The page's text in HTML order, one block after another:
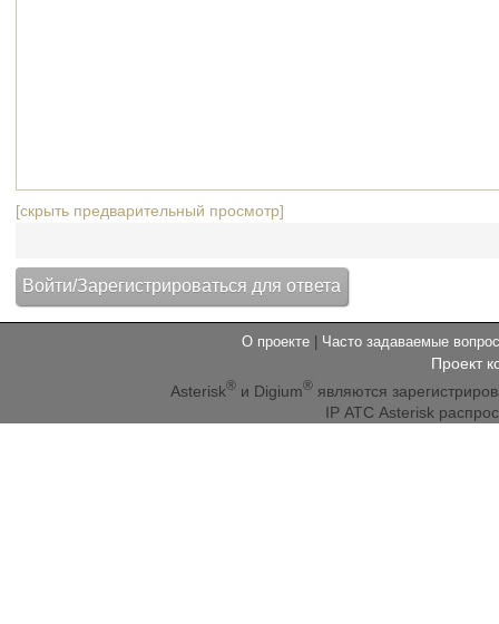
[скрыть предварительный просмотр]
О проекте Часто задаваемые
Проект
Asterisk® и Digium® являются
IP АТС Asterisk